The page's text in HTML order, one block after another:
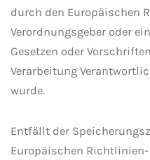
durch den Europäischen
Verordnungsgeber oder
Gesetzen oder
Verarbeitung
wurde.
Entfällt der
Europäischen